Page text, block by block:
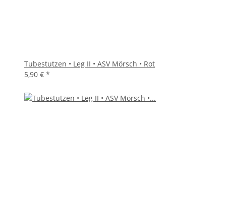
Tubestutzen • Leg II • ASV Mörsch • Rot
5,90 € *